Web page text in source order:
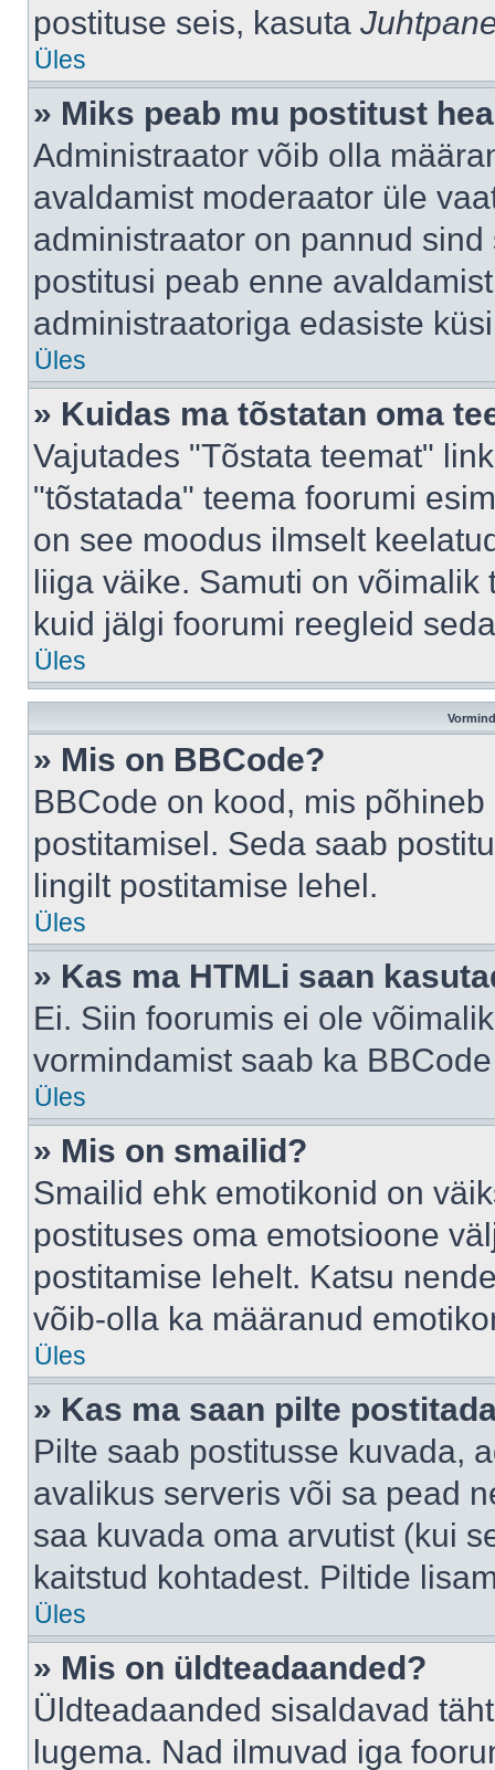
postituse seis, kasuta
Üles
» Miks peab mu postitust
Administraator võib olla
avaldamist moderaator üle
administraator on pannud
postitusi peab enne
administraatoriga edasiste
Üles
» Kuidas ma tõstatan oma
Vajutades "Tõstata teemat"
"tõstatada" teema foorumi
on see moodus ilmselt
liiga väike. Samuti on
kuid jälgi foorumi reegleid
Üles
» Mis on BBCode?
BBCode on kood, mis
postitamisel. Seda saab
lingilt postitamise lehel.
Üles
» Kas ma HTMLi saan
Ei. Siin foorumis ei ole
vormindamist saab ka
Üles
» Mis on smailid?
Smailid ehk emotikonid on
postituses oma emotsioone
postitamise lehelt. Katsu
võib-olla ka määranud
Üles
» Kas ma saan pilte
Pilte saab postitusse kuvada,
avalikus serveris või sa pead
saa kuvada oma arvutist (kui
kaitstud kohtadest. Piltide
Üles
» Mis on üldteadaanded?
Üldteadaanded sisaldavad
lugema. Nad ilmuvad iga